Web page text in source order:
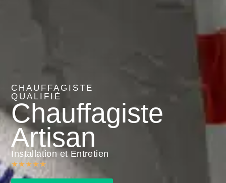
CHAUFFAGISTE
QUALIFIÉ
Chauffagiste
Artisan
Installation et Entretien
★★★★★